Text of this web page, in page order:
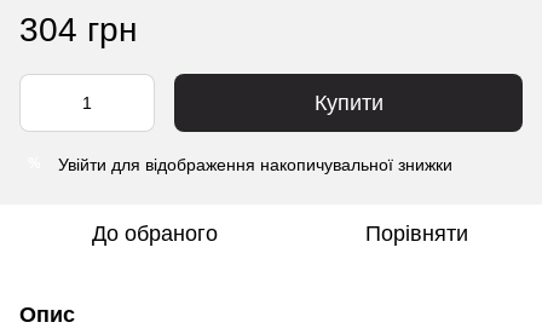
304 грн
Купити
Увійти для відображення накопичувальної знижки
До обраного Порівняти
Опис